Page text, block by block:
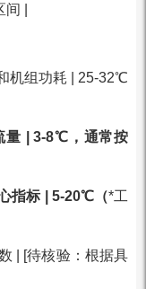
|
机组功耗 | 25-32℃
量 | 3-8℃，通常按
指标 | 5-20℃（*工
| [待核验：根据具